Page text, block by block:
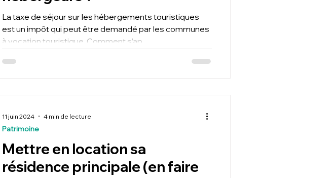
La taxe de séjour sur les hébergements touristiques
est un impôt qui peut être demandé par les communes
à vocation touristique. Comment s’ap
Mettre en location sa
résidence principale (en faire
Patrimoine
11 juin 2024 4 min de lecture